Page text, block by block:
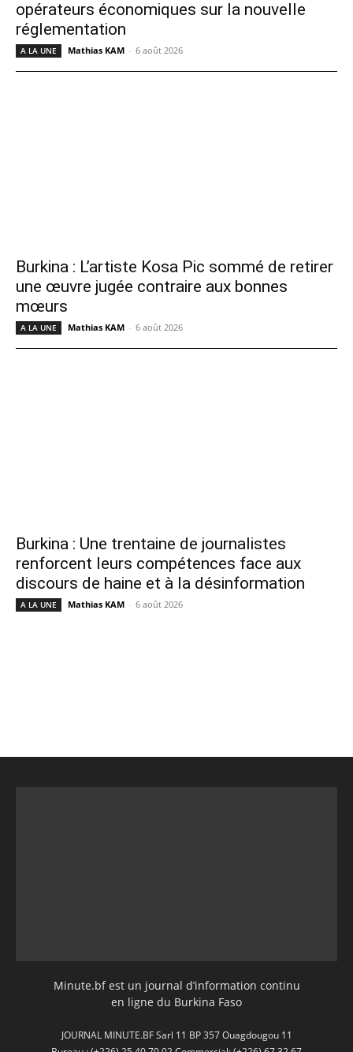
opérateurs économiques sur la nouvelle
réglementation
A LA UNE Mathias KAM - 6 août 2026
Burkina : L’artiste Kosa Pic sommé de retirer
une œuvre jugée contraire aux bonnes
mœurs
A LA UNE Mathias KAM - 6 août 2026
Burkina : Une trentaine de journalistes
renforcent leurs compétences face aux
discours de haine et à la désinformation
A LA UNE Mathias KAM - 6 août 2026
Minute.bf est un journal d’information continu
en ligne du Burkina Faso
JOURNAL MINUTE.BF Sarl 11 BP 357 Ouagdougou 11